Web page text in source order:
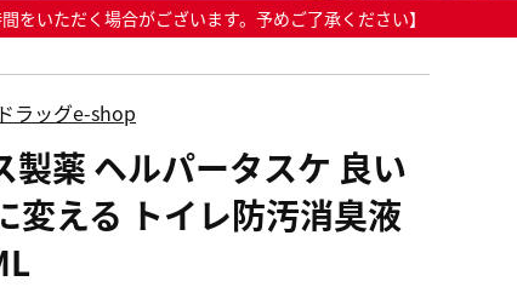
いただく場合がございます。予めご了承ください】
ラッグe-shop
製薬 ヘルパータスケ 良い
変える トイレ防汚消臭液